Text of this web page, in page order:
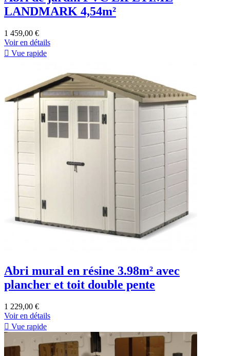
LANDMARK 4,54m²
1 459,00 €
Voir en détails
 Vue rapide
Abri mural en résine 3.98m² avec
plancher et toit double pente
1 229,00 €
Voir en détails
 Vue rapide